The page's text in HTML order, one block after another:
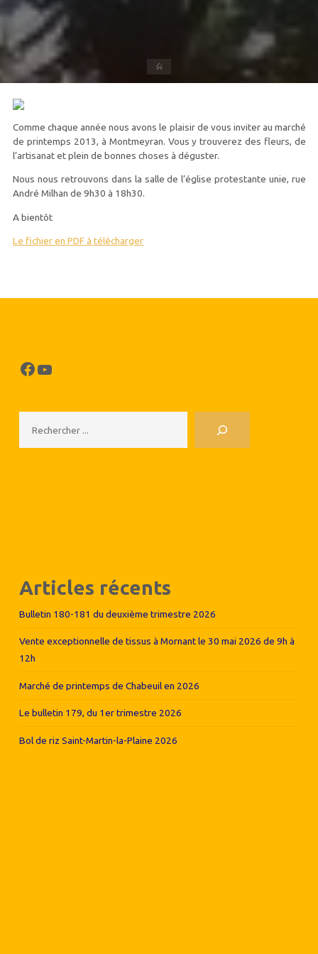
Comme chaque année nous avons le plaisir de vous inviter au marché
de printemps 2013, à Montmeyran. Vous y trouverez des fleurs, de
l’artisanat et plein de bonnes choses à déguster.
Nous nous retrouvons dans la salle de l’église protestante unie, rue
André Milhan de 9h30 à 18h30.
A bientôt
Le fichier en PDF à télécharger
Facebook
YouTube
Articles récents
Bulletin 180-181 du deuxième trimestre 2026
Vente exceptionnelle de tissus à Mornant le 30 mai 2026 de 9h à
12h
Marché de printemps de Chabeuil en 2026
Le bulletin 179, du 1er trimestre 2026
Bol de riz Saint-Martin-la-Plaine 2026